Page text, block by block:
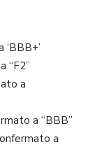
“F2”
a
a “BBB”
a